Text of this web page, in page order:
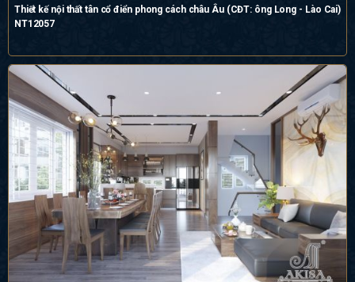
Thiết kế nội thất tân cổ điển phong cách châu Âu (CĐT: ông Long - Lào Cai)
NT12057